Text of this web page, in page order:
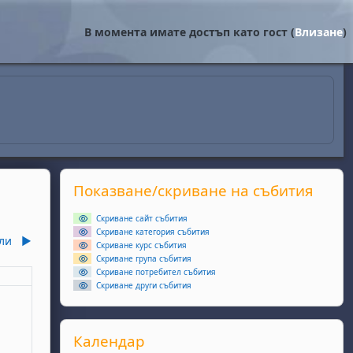
В момента имате достъп като гост (Влизане)
▶︎
6 юнинеделя, 7 юни
Supplementary blocks
Прескочи Показване/скриване на събития
Показване/скриване на събития
Скриване сайт събития
Скриване категория събития
Скриване курс събития
Скриване група събития
Скриване потребител събития
Скриване други събития
Прескочи Календар
Календар